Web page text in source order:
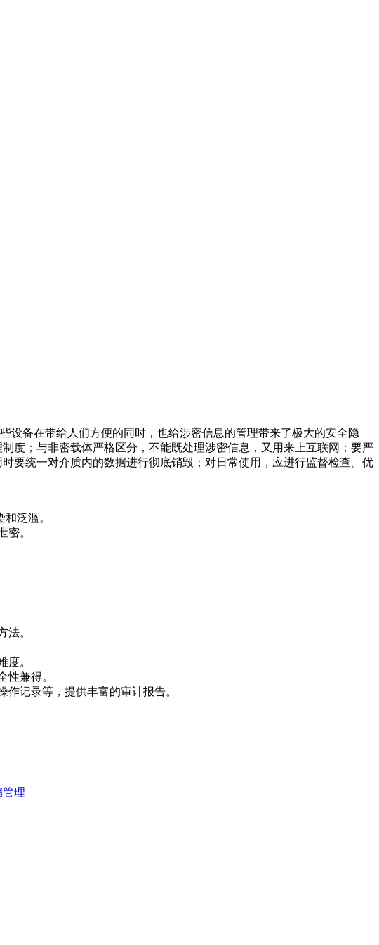
备在带给人们方便的同时，也给涉密信息的管理带来了极大的安全隐
度；与非密载体严格区分，不能既处理涉密信息，又用来上互联网；要严
要统一对介质内的数据进行彻底销毁；对日常使用，应进行监督检查。优
泛滥。
。
。
。
兼得。
记录等，提供丰富的审计报告。
管理